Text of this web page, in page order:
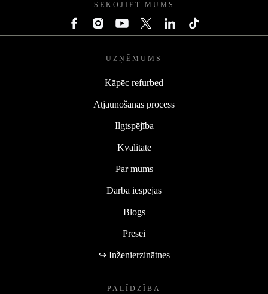
SEKOJIET MUMS
UZŅĒMUMS
Kāpēc refurbed
Atjaunošanas process
Ilgtspējība
Kvalitāte
Par mums
Darba iespējas
Blogs
Presei
↪ Inženierzinātnes
PALĪDZĪBA